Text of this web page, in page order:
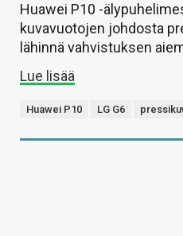
Huawei P10 -
kuvavuotojen johdosta
lähinnä vahvistuksen
Lue lisää
Huawei P10 LG G6